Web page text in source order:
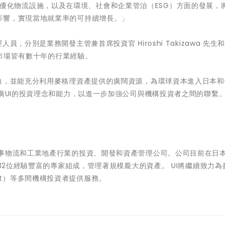
物流設施，以及在環境、社會和企業管治（ESG）方面的發展，
，實現當地就業率的可持續增長。」
員，分別是業務開發主管兼首席投資官 Hiroshi Takizawa 先生
皆有數十年的行業經驗。
並能充分利用麥格理資產提供的廣闊資源，為環球資本進入日本
的投資理念和能力，以進一步加強公司與機構投資者之間的聯繫。
和工業地產行業的投資、開發和資產管理公司。公司目前在日
位經驗豐富的專家組成，管理著規模龐大的資產。 UI將繼續致力為
多間機構投資者提供服務。